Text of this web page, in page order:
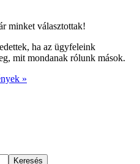
minket választottak!
ha az ügyfeleink
mit mondanak rólunk mások.
»
Keresés